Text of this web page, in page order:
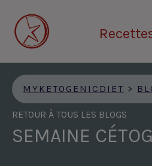
main
content
MYKETOGENICDIET >
RETOUR À TOUS LES BLOGS
SEMAINE